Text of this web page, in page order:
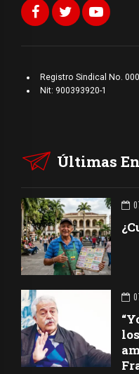
Registro Sindical No.
Nit: 900393920-1
Últimas